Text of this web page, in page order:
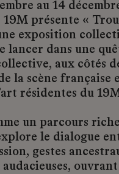
au 14
19M présente «
exposition
lancer dans une
aux côtés
la scène française
résidentes du
un parcours
le dialogue
gestes